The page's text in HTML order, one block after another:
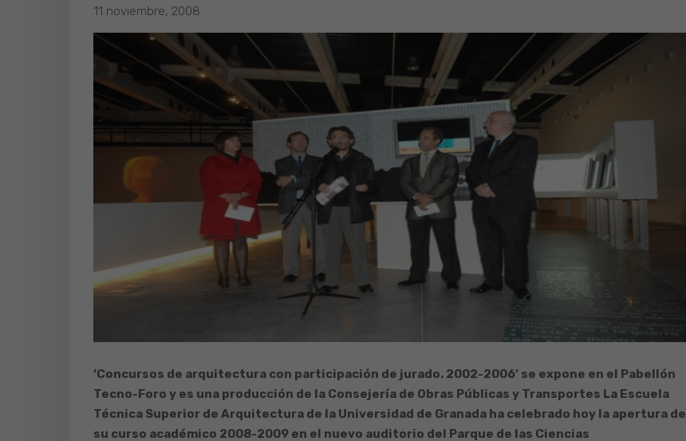
11 noviembre, 2008
‘Concursos de arquitectura con participación de jurado. 2002-2006’ se expone en el Pabellón
Tecno-Foro y es una producción de la Consejería de Obras Públicas y Transportes La Escuela
Técnica Superior de Arquitectura de la Universidad de Granada ha celebrado hoy la apertura de
su curso académico 2008-2009 en el nuevo auditorio del Parque de las Ciencias